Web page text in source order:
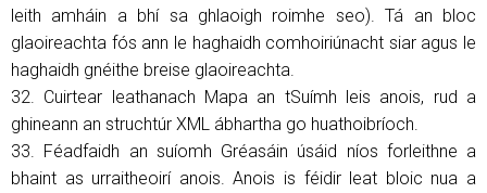
leith amháin a bhí sa ghlaoigh roimhe seo). Tá an bloc
glaoireachta fós ann le haghaidh comhoiriúnacht siar agus le
haghaidh gnéithe breise glaoireachta.
32. Cuirtear leathanach Mapa an tSuímh leis anois, rud a
ghineann an struchtúr XML ábhartha go huathoibríoch.
33. Féadfaidh an suíomh Gréasáin úsáid níos forleithne a
bhaint as urraitheoirí anois. Anois is féidir leat bloic nua a